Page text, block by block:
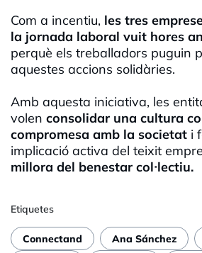
Com a incentiu, les tres
la jornada laboral vuit hores
perquè els treballadors puguin
aquestes accions solidàries.
Amb aquesta iniciativa, les
volen consolidar una cultura
compromesa amb la societat i
implicació activa del teixit
millora del benestar col·lectiu.
Etiquetes
Connectand Ana Sánchez